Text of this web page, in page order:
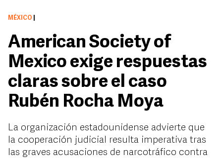
MÉXICO
American Society of
Mexico exige respuestas
claras sobre el caso
Rubén Rocha Moya
La organización estadounidense advierte que
la cooperación judicial resulta imperativa tras
las graves acusaciones de narcotráfico contra